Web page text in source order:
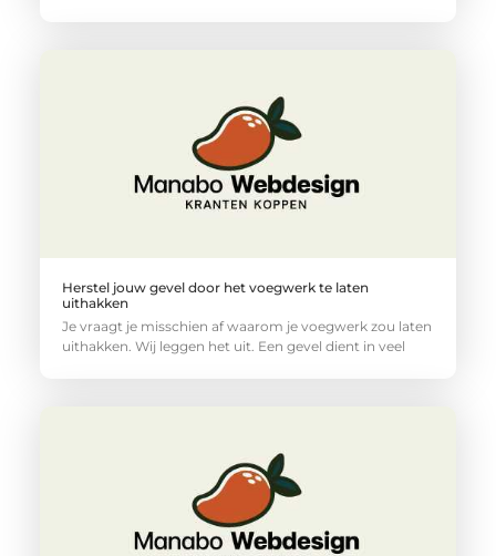
Herstel jouw gevel door het voegwerk te laten
uithakken
Je vraagt je misschien af waarom je voegwerk zou laten
uithakken. Wij leggen het uit. Een gevel dient in veel